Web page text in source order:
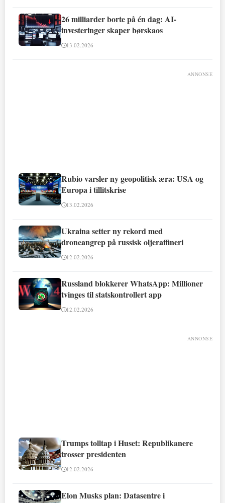
26 milliarder borte på én dag: AI-
investeringer skaper børskaos
13.02.2026
ANNONSE
Rubio varsler ny geopolitisk æra: USA og
Europa i tillitskrise
13.02.2026
Ukraina setter ny rekord med
droneangrep på russisk oljeraffineri
12.02.2026
Russland blokkerer WhatsApp: Millioner
tvinges til statskontrollert app
12.02.2026
ANNONSE
Trumps tolltap i Huset: Republikanere
trosser presidenten
12.02.2026
Elon Musks plan: Datasentre i